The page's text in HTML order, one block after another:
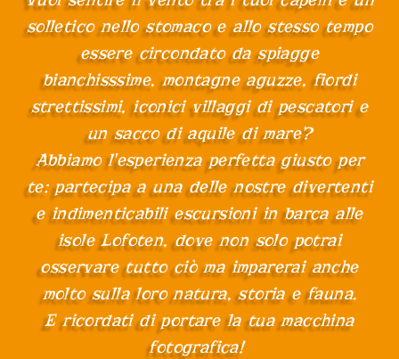
solletico nello stomaco e allo stesso tempo
essere circondato da spiagge
bianchisssime, montagne aguzze, fiordi
strettissimi, iconici villaggi di pescatori e
un sacco di aquile di mare?
Abbiamo l'esperienza perfetta giusto per
te: partecipa a una delle nostre divertenti
e indimenticabili escursioni in barca alle
isole Lofoten, dove non solo potrai
osservare tutto ciò ma imparerai anche
molto sulla loro natura, storia e fauna.
E ricordati di portare la tua macchina
fotografica!